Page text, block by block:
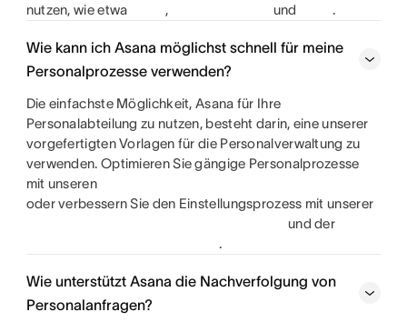
nutzen, wie etwa
, und .
Wie kann ich Asana möglichst schnell für meine
Personalprozesse verwenden?
Die einfachste Möglichkeit, Asana für Ihre
Personalabteilung zu nutzen, besteht darin, eine unserer
vorgefertigten Vorlagen für die Personalverwaltung zu
verwenden. Optimieren Sie gängige Personalprozesse
mit unseren
oder verbessern Sie den Einstellungsprozess mit unserer
und der
.
Wie unterstützt Asana die Nachverfolgung von
Personalanfragen?